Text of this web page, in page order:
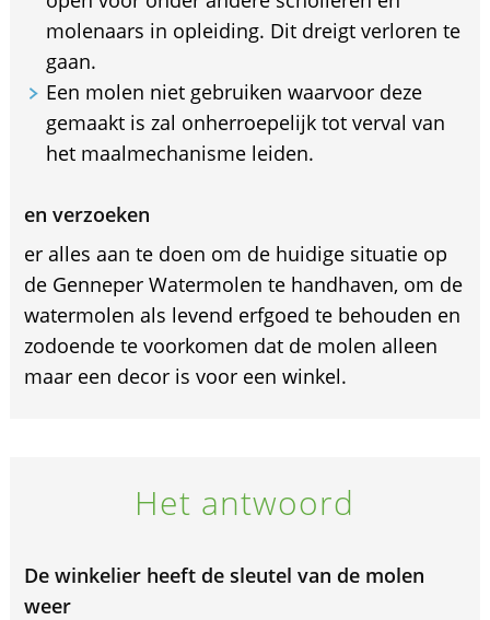
molenaars in opleiding. Dit dreigt verloren te
gaan.
Een molen niet gebruiken waarvoor deze
gemaakt is zal onherroepelijk tot verval van
het maalmechanisme leiden.
en verzoeken
er alles aan te doen om de huidige situatie op
de Genneper Watermolen te handhaven, om de
watermolen als levend erfgoed te behouden en
zodoende te voorkomen dat de molen alleen
maar een decor is voor een winkel.
Het antwoord
De winkelier heeft de sleutel van de molen
weer